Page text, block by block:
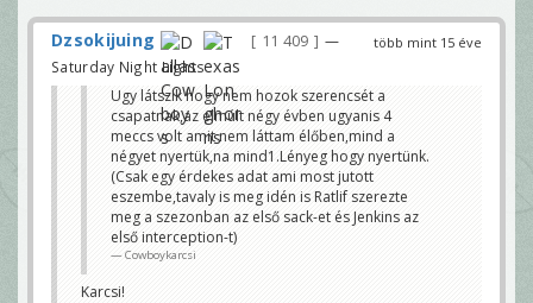
több mint 15 éve
Dzsokijuing 11 409
—
Saturday Night Lights
Ugy látszik hogy nem hozok szerencsét a
csapatnak,az elmúlt négy évben ugyanis 4
meccs volt amit nem láttam élőben,mind a
négyet nyertük,na mind1.Lényeg hogy nyertünk.
(Csak egy érdekes adat ami most jutott
eszembe,tavaly is meg idén is Ratlif szerezte
meg a szezonban az első sack-et és Jenkins az
első interception-t)
Cowboykarcsi
Karcsi!